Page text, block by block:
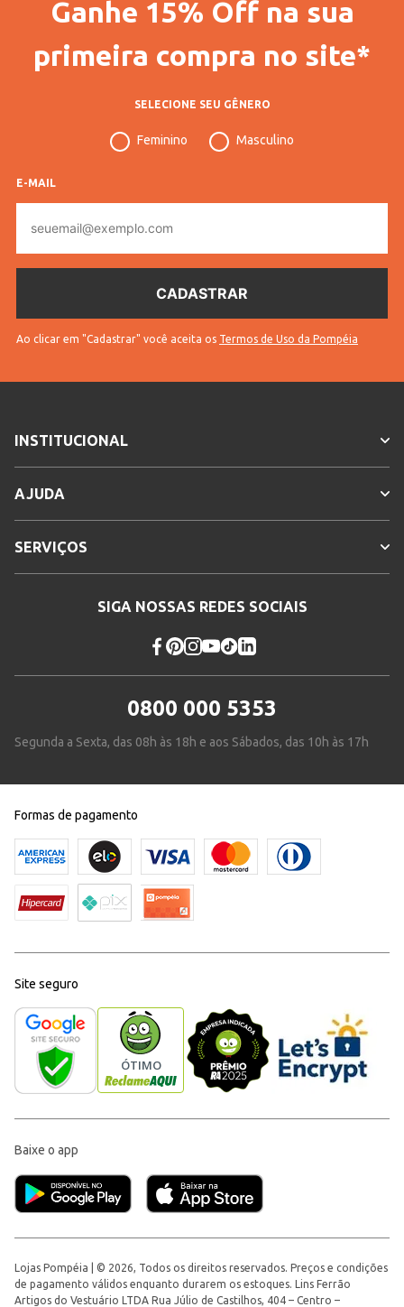
Gênero Feminino
Idade Adulto
Longa
Tricot
Cores
Ganhe 15% Off na sua
primeira compra no site*
SELECIONE SEU GÊNERO
Feminino Masculino
E-MAIL
mail
Ao clicar em "Cadastrar" você aceita os Termos de Uso da Pompéia
INSTITUCIONAL
AJUDA
SERVIÇOS
SIGA NOSSAS REDES SOCIAIS
0800 000 5353
Segunda a Sexta, das 08h às 18h e aos Sábados, das 10h às 17h
Formas de pagamento
Site seguro
Baixe o app
Lojas Pompéia | © 2026, Todos os direitos reservados. Preços e condições
de pagamento válidos enquanto durarem os estoques. Lins Ferrão
Artigos do Vestuário LTDA Rua Júlio de Castilhos, 404 – Centro –